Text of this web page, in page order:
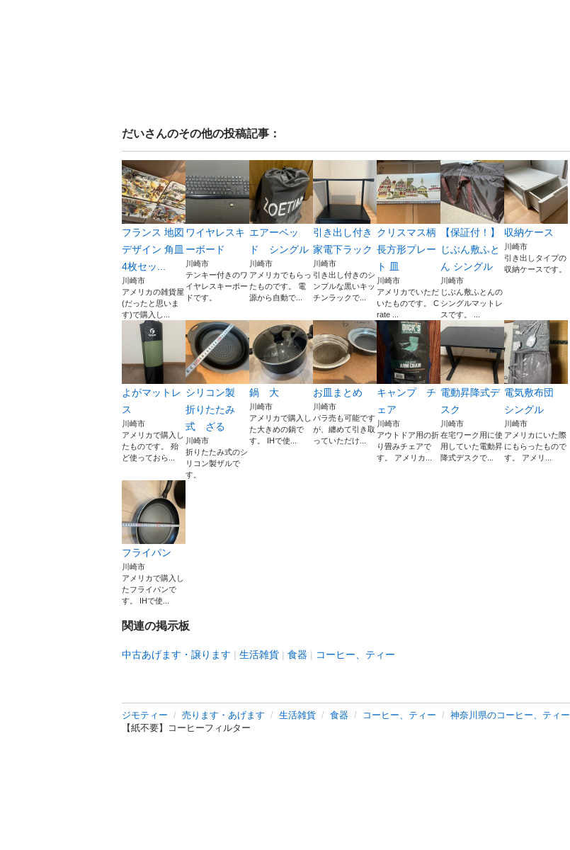
だいさんのその他の投稿記事：
フランス 地図
デザイン 角皿
4枚セッ...
川崎市
アメリカの雑貨屋
(だったと思いま
す)で購入し...
ワイヤレスキ
ーボード
川崎市
テンキー付きのワ
イヤレスキーボー
ドです。
エアーベッ
ド シングル
川崎市
アメリカでもらっ
たものです。 電
源から自動で...
引き出し付き
家電下ラック
川崎市
引き出し付きのシ
ンプルな黒いキッ
チンラックで...
クリスマス柄
長方形プレー
ト 皿
川崎市
アメリカでいただ
いたものです。 C
rate ...
【保証付！】
じぶん敷ふと
ん シングル
川崎市
じぶん敷ふとんの
シングルマットレ
スです。 ...
収納ケース
川崎市
引き出しタイプの
収納ケースです。
よがマットレ
ス
川崎市
アメリカで購入し
たものです。 殆
ど使っておら...
シリコン製
折りたたみ
式 ざる
川崎市
折りたたみ式のシ
リコン製ザルで
す。
鍋 大
川崎市
アメリカで購入し
た大きめの鍋で
す。 IHで使...
お皿まとめ
川崎市
バラ売も可能です
が、纏めて引き取
っていただけ...
キャンプ チ
ェア
川崎市
アウトドア用の折
り畳みチェアで
す。 アメリカ...
電動昇降式デ
スク
川崎市
在宅ワーク用に使
用していた電動昇
降式デスクで...
電気敷布団
シングル
川崎市
アメリカにいた際
にもらったもので
す。 アメリ...
フライパン
川崎市
アメリカで購入し
たフライパンで
す。 IHで使...
関連の掲示板
中古あげます・譲ります 生活雑貨 食器 コーヒー、ティー
ジモティー 売ります・あげます 生活雑貨 食器 コーヒー、ティー 神奈川県のコーヒー、ティー
【紙不要】コーヒーフィルター